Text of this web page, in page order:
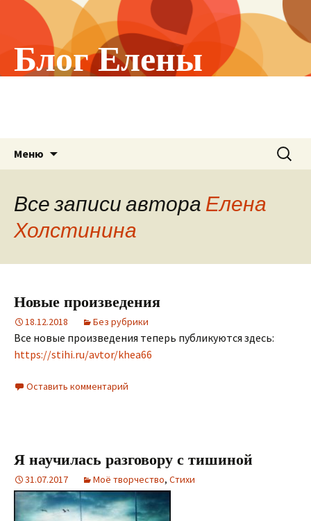
Блог Елены
Холстининой
Меню Найти:
Все записи автора Елена
Холстинина
Новые произведения
18.12.2018 Без рубрики
Все новые произведения теперь публикуются здесь:
https://stihi.ru/avtor/khea66
Оставить комментарий
Я научилась разговору с тишиной
31.07.2017 Моё творчество, Стихи